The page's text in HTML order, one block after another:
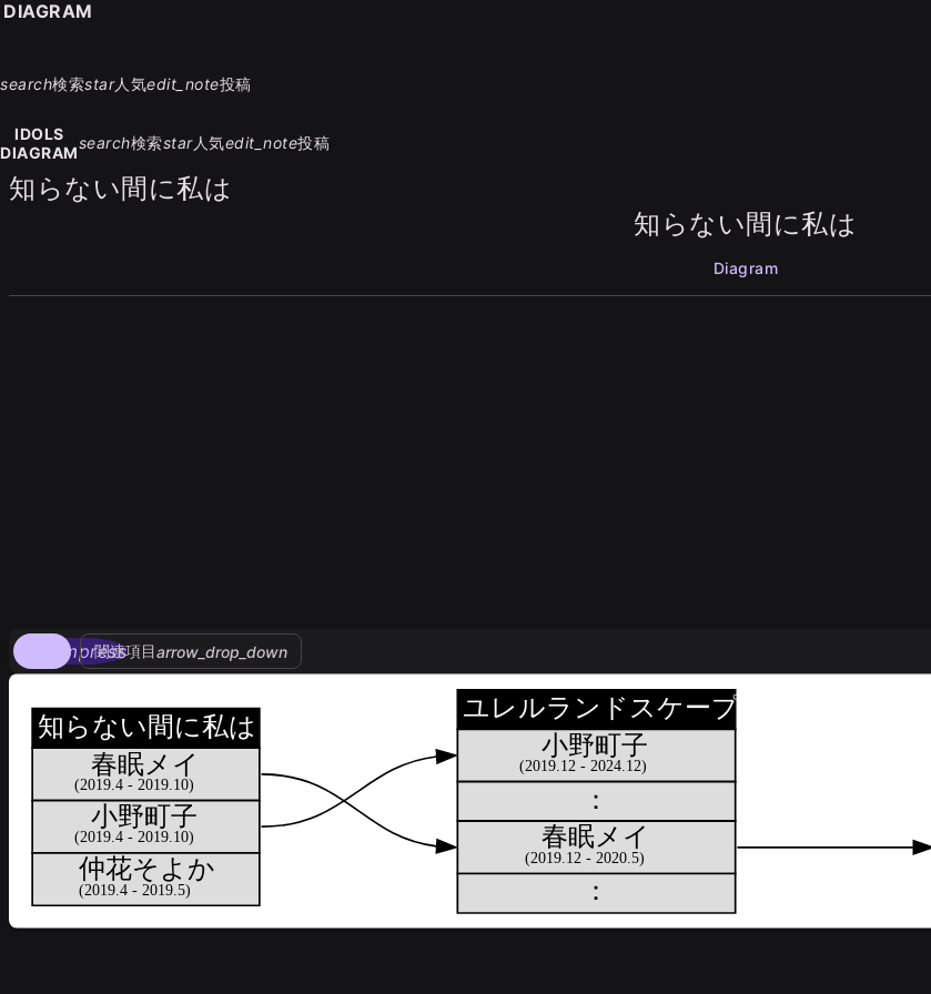
search検索star人気edit_note投稿
IDOLS
DIAGRAM
search検索star人気edit_note投稿
知らない間に私は
知らない間に私は
Diagram
compress
関連項目arrow_drop_down